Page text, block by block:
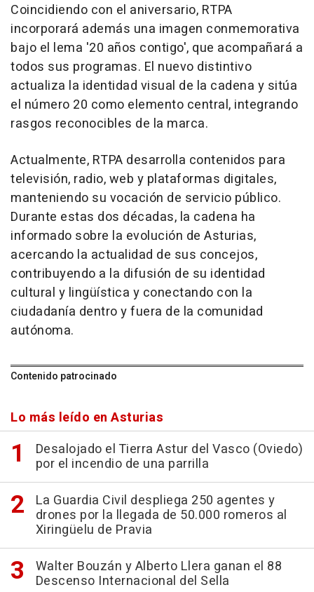
Coincidiendo con el aniversario, RTPA
incorporará además una imagen conmemorativa
bajo el lema '20 años contigo', que acompañará a
todos sus programas. El nuevo distintivo
actualiza la identidad visual de la cadena y sitúa
el número 20 como elemento central, integrando
rasgos reconocibles de la marca.
Actualmente, RTPA desarrolla contenidos para
televisión, radio, web y plataformas digitales,
manteniendo su vocación de servicio público.
Durante estas dos décadas, la cadena ha
informado sobre la evolución de Asturias,
acercando la actualidad de sus concejos,
contribuyendo a la difusión de su identidad
cultural y lingüística y conectando con la
ciudadanía dentro y fuera de la comunidad
autónoma.
Contenido patrocinado
Lo más leído en Asturias
Desalojado el Tierra Astur del Vasco (Oviedo)
por el incendio de una parrilla
La Guardia Civil despliega 250 agentes y
drones por la llegada de 50.000 romeros al
Xiringüelu de Pravia
Walter Bouzán y Alberto Llera ganan el 88
Descenso Internacional del Sella